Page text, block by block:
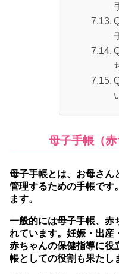
母子手帳（
母子手帳とは、お母さん
管理するための手帳です。
ます。
一般的には母子手帳、赤
れています。妊娠・出産
赤ちゃんの保健指導に役
帳としての役割も果たし